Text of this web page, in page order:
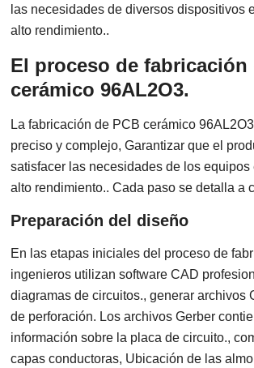
las necesidades de diversos dispositivos
alto rendimiento..
El proceso de fabricación
cerámico 96AL2O3.
La fabricación de PCB cerámico
preciso y complejo, Garantizar que el
satisfacer las necesidades de los
alto rendimiento.. Cada paso se detalla a
Preparación del diseño
En las etapas iniciales del proceso de
ingenieros utilizan software CAD
diagramas de circuitos., generar archivos
de perforación. Los archivos Gerber
información sobre la placa de circuito.,
capas conductoras, Ubicación de las